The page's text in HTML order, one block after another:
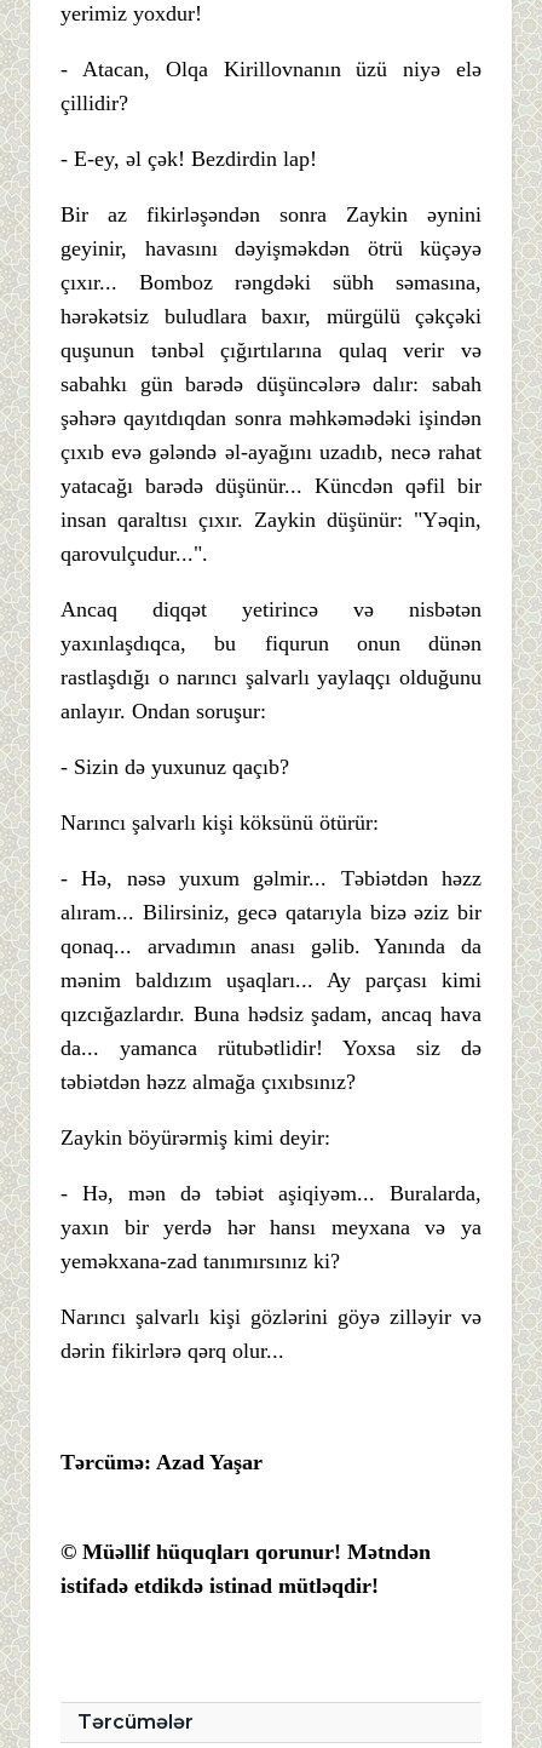
yerimiz yoxdur!
- Atacan, Olqa Kirillovnanın üzü niyə elə
çillidir?
- E-ey, əl çək! Bezdirdin lap!
Bir az fikirləşəndən sonra Zaykin əynini
geyinir, havasını dəyişməkdən ötrü küçəyə
çıxır... Bomboz rəngdəki sübh səmasına,
hərəkətsiz buludlara baxır, mürgülü çəkçəki
quşunun tənbəl çığırtılarına qulaq verir və
sabahkı gün barədə düşüncələrə dalır: sabah
şəhərə qayıtdıqdan sonra məhkəmədəki işindən
çıxıb evə gələndə əl-ayağını uzadıb, necə rahat
yatacağı barədə düşünür... Küncdən qəfil bir
insan qaraltısı çıxır. Zaykin düşünür: "Yəqin,
qarovulçudur...".
Ancaq diqqət yetirincə və nisbətən
yaxınlaşdıqca, bu fiqurun onun dünən
rastlaşdığı o narıncı şalvarlı yaylaqçı olduğunu
anlayır. Ondan soruşur:
- Sizin də yuxunuz qaçıb?
Narıncı şalvarlı kişi köksünü ötürür:
- Hə, nəsə yuxum gəlmir... Təbiətdən həzz
alıram... Bilirsiniz, gecə qatarıyla bizə əziz bir
qonaq... arvadımın anası gəlib. Yanında da
mənim baldızım uşaqları... Ay parçası kimi
qızcığazlardır. Buna hədsiz şadam, ancaq hava
da... yamanca rütubətlidir! Yoxsa siz də
təbiətdən həzz almağa çıxıbsınız?
Zaykin böyürərmiş kimi deyir:
- Hə, mən də təbiət aşiqiyəm... Buralarda,
yaxın bir yerdə hər hansı meyxana və ya
yeməkxana-zad tanımırsınız ki?
Narıncı şalvarlı kişi gözlərini göyə zilləyir və
dərin fikirlərə qərq olur...
Tərcümə: Azad Yaşar
© Müəllif hüquqları qorunur! Mətndən
istifadə etdikdə istinad mütləqdir!
Tərcümələr